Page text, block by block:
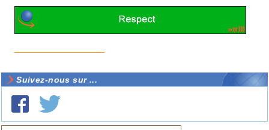
Suivez-nous sur ...